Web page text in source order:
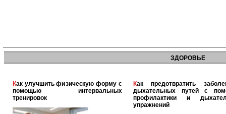
ЗДОРОВЬЕ
Как улучшить физическую форму с
помощью интервальных
тренировок
Как предотвратить заболевания
дыхательных путей с
профилактики и
упражнений